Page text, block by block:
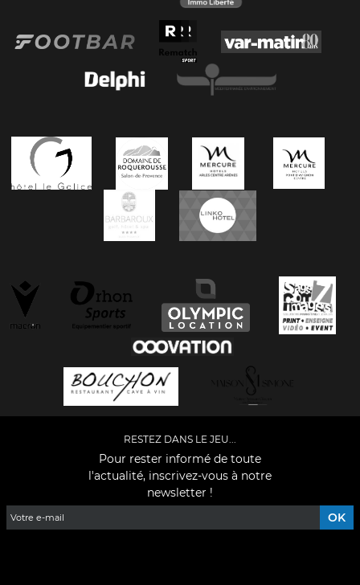
RESTEZ DANS LE JEU...
Pour rester informé de toute
l'actualité, inscrivez-vous à notre
newsletter !